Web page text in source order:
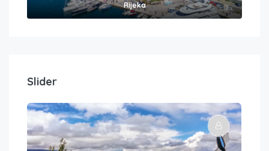
Rijeka
Slider